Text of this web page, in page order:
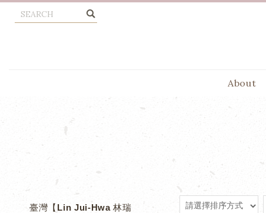
About
臺灣【Lin Jui-Hwa 林瑞